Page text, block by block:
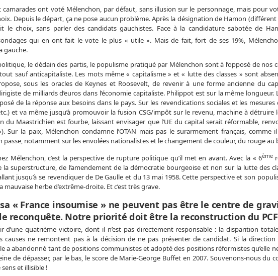
ont voté Mélenchon, par défaut, sans illusion sur le personnage, mais pour
Depuis le départ, ça ne pose aucun problème. Après la désignation de Hamon (différent
le choix, sans parler des candidats gauchistes. Face à la candidature sabotée de
qui en ont fait le vote le plus « utile ». Mais de fait, fort de ses 19%,
gauche.
le dédain des partis, le populisme pratiqué par Mélenchon sont à l’opposé de nos
sauf anticapitaliste. Les mots même « capitalisme » et « lutte des classes » sont
sous les oracles de Keynes et Roosevelt, de revenir à une forme ancienne du
de milliards d’euros dans l’économie capitaliste. Philippot est sur la même longueur.
de la réponse aux besoins dans le pays. Sur les revendications sociales et les
et va même jusqu’à promouvoir la fusion CSG/impôt sur le revenu, machine à détruire
du Maastrichien est fourbe, laissant envisager que l’UE du capital serait réformable,
Sur la paix, Mélenchon condamne l’OTAN mais pas le surarmement français, comme
passe, notamment sur les envolées nationalistes et le changement de couleur, du rouge au
Mélenchon, c’est la perspective de rupture politique qu’il met en avant. Avec la « 6ème
superstructure, de l’amendement de la démocratie bourgeoise et non sur la lutte des
jusqu’à se revendiquer de De Gaulle et du 13 mai 1958. Cette perspective et son
mauvaise herbe d’extrême-droite. Et c’est très grave.
« France insoumise » ne peuvent pas être le centre de
reconquête. Notre priorité doit être la reconstruction du
d’une quatrième victoire, dont il n’est pas directement responsable : la disparition
causes ne remontent pas à la décision de ne pas présenter de candidat. Si la direction
a abandonné tant de positions communistes et adopté des positions réformistes qu’elle
de dépasser, par le bas, le score de Marie-George Buffet en 2007. Souvenons-nous du
et illisible !